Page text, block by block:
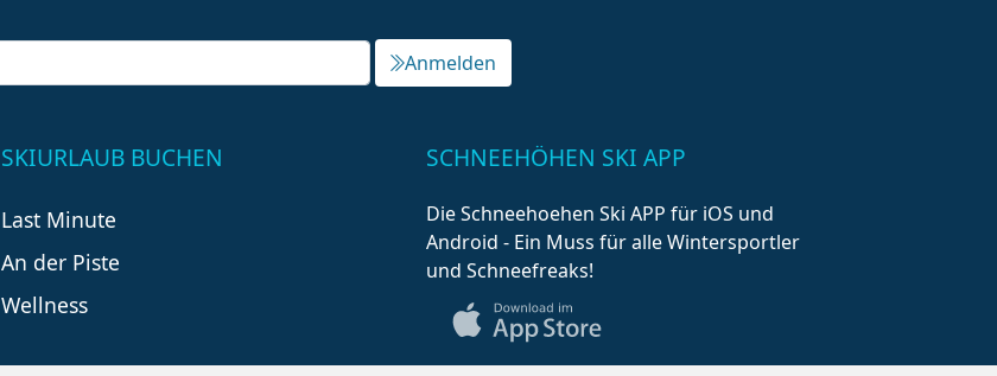
Anmelden
SKIURLAUB BUCHEN
Last Minute
An der Piste
Wellness
SCHNEEHÖHEN SKI APP
Die Schneehoehen Ski APP für iOS und
Android - Ein Muss für alle Wintersportler
und Schneefreaks!